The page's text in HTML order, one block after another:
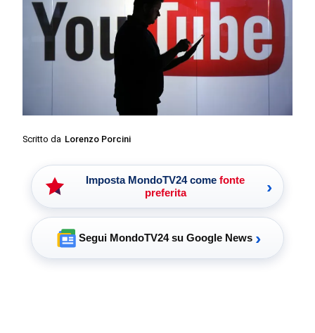
Scritto da Lorenzo Porcini
Imposta MondoTV24 come fonte
preferita
›
Segui MondoTV24 su Google News ›